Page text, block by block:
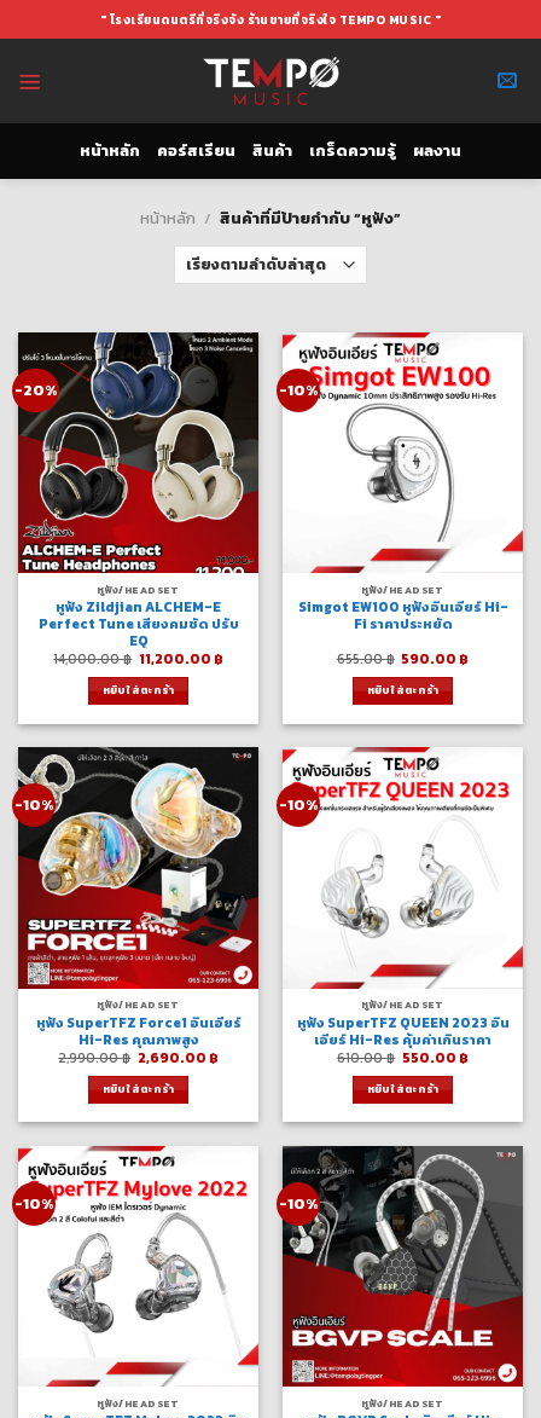
to
" โรงเรียนดนตรีที่จริงจัง ร้านขายที่จริงใจ TEMPO MUSIC "
หน้าหลัก คอร์สเรียน สินค้า เกร็ดความรู้ ผลงาน
หน้าหลัก / สินค้าที่มีป้ายกำกับ “หูฟัง”
-20%
หูฟัง/HEADSET
หูฟัง Zildjian ALCHEM-E
Perfect Tune เสียงคมชัด ปรับ
EQ
14,000.00฿ Original
price
was:
14,000.00 ฿.
11,200.00 ฿Current
หยิบใส่ตะกร้า
-10%
หูฟัง/HEADSET
Simgot EW100 หูฟังอินเอียร์ Hi-
Fi ราคาประหยัด
655.00฿ Original
was:
655.00 ฿.
590.00 ฿
หยิบใส่ตะกร้า
-10%
หูฟัง/HEADSET
หูฟัง SuperTFZ Force1 อินเอียร์
Hi-Res คุณภาพสูง
2,990.00฿ Original
price
was:
2,990.00 ฿.
2,690.00 ฿Current
หยิบใส่ตะกร้า
-10%
หูฟัง/HEADSET
หูฟัง SuperTFZ QUEEN 2023 อิน
เอียร์ Hi-Res คุ้มค่าเกินราคา
610.00฿ Original
was:
610.00 ฿.
550.00 ฿Current
หยิบใส่ตะกร้า
-10%
หูฟัง/HEADSET
-10%
หูฟัง/HEADSET